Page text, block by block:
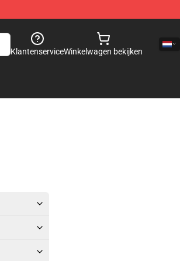
KlantenserviceWinkelwagen bekijken